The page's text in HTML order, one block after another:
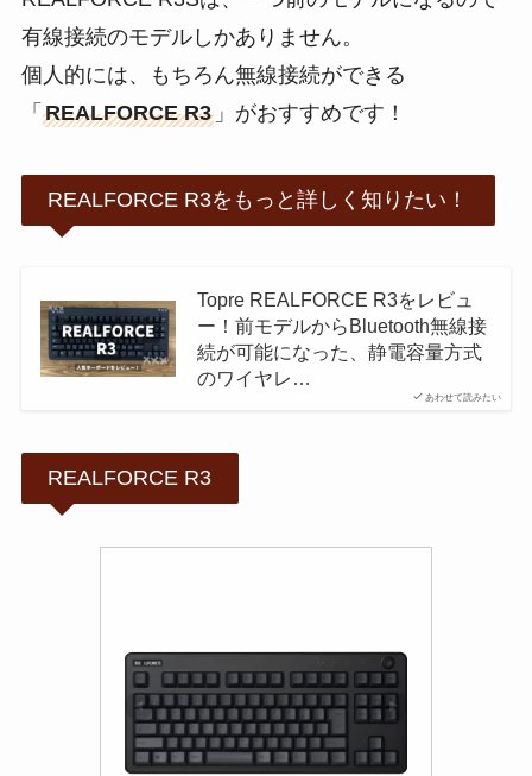
有線接続のモデルしかありません。
個人的には、もちろん無線接続ができる
「 REALFORCE R3」がおすすめです！
REALFORCE R3をもっと詳しく知りたい！
あわせて読みたい
Topre REALFORCE R3をレビュ
ー！前モデルからBluetooth無線接
続が可能になった、静電容量方式
のワイヤレ…
REALFORCE R3